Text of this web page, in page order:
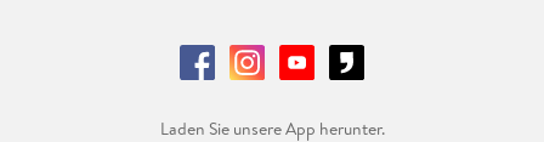
Laden Sie unsere App herunter.